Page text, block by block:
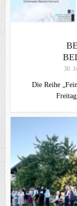
30.
Die Reihe